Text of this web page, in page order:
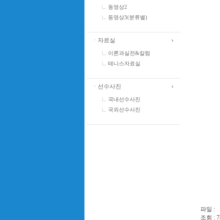
동영상2
동영상3(분류별)
ㆍ자료실
이론과실전&칼럼
테니스자료실
ㆍ선수사진
국내선수사진
국외선수사진
파일 :
조회 :